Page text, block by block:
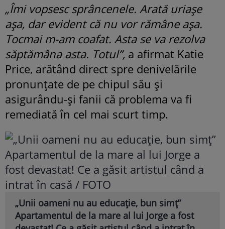
„Îmi vopsesc sprâncenele. Arată uriașe
așa, dar evident că nu vor rămâne așa.
Tocmai m-am coafat. Asta se va rezolva
săptămâna asta. Totul”, a afirmat Katie
Price, arătând direct spre denivelările
pronunțate de pe chipul său și
asigurându-și fanii că problema va fi
remediată în cel mai scurt timp.
„Unii oameni nu au educație, bun simț”
Apartamentul de la mare al lui Jorge a fost